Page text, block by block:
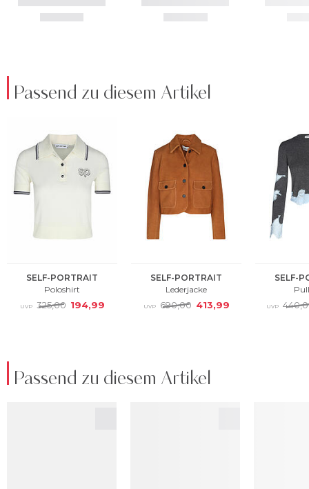
Passend zu diesem Artikel
Passend zu diesem Artikel